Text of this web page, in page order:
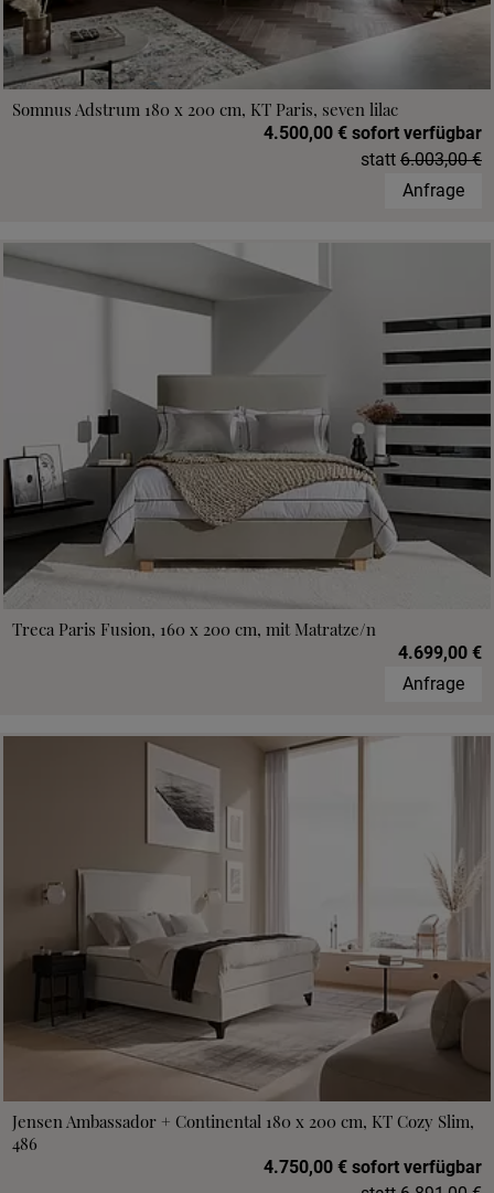
Somnus Adstrum 180 x 200 cm, KT Paris, seven lilac
4.500,00 € sofort verfügbar
statt 6.003,00 €
Anfrage
Treca Paris Fusion, 160 x 200 cm, mit Matratze/n
4.699,00 €
Anfrage
Jensen Ambassador + Continental 180 x 200 cm, KT Cozy Slim,
486
4.750,00 € sofort verfügbar